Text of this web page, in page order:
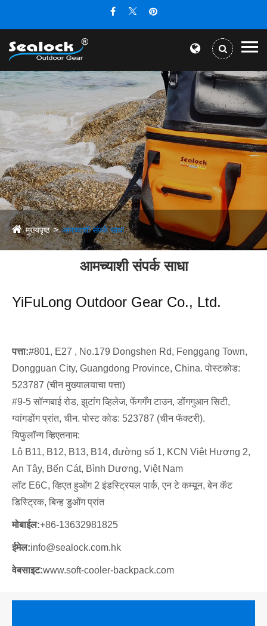
मुख्यपृष्ठ आमच्याशी संपर्क साधा
आमच्याशी संपर्क साधा
YiFuLong Outdoor Gear Co., Ltd.
पत्ता:#801, E27 , No.179 Dongshen Rd, Fenggang Town,
Dongguan City, Guangdong Province, China. पोस्टकोड:
523787 (चीन मुख्यालयाचा पत्ता)
#9-5 सॉन्गबाई रोड, झुटांग व्हिलेज, फेंगगँग टाउन, डोंगगुआन सिटी,
ग्वांगडोंग प्रांत, चीन. पोस्ट कोड: 523787 (चीन फॅक्टरी).
यिफुलॉन्ग व्हिएतनाम:
Lô B11, B12, B13, B14, đường số 1, KCN Việt Hương 2,
An Tây, Bến Cát, Bình Dương, Việt Nam
लॉट E6C, व्हिएत हुओंग 2 इंडस्ट्रियल पार्क, एन टे कम्यून, बेन कॅट
डिस्ट्रिक, बिन्ह डुओंग प्रांत
मोबाईल:+86-13632981825
ईमेल:info@sealock.com.hk
वेबसाइट:www.soft-cooler-backpack.com